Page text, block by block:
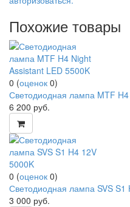
Похожие товары
0 (оценок 0)
Светодиодная лампа MTF
6 200 руб.
0 (оценок 0)
Светодиодная лампа SVS S1
3 000 руб.